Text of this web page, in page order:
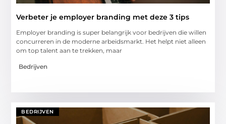
Verbeter je employer branding met deze 3 tips
Employer branding is super belangrijk voor bedrijven die willen
concurreren in de moderne arbeidsmarkt. Het helpt niet alleen
om top talent aan te trekken, maar
Bedrijven
BEDRIJVEN